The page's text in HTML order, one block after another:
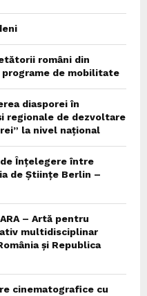
români din
programe de mobilitate
diasporei în
regionale de dezvoltare
la nivel național
Înțelegere între
de Științe Berlin –
– Artă pentru
multidisciplinar
și Republica
cinematografice cu